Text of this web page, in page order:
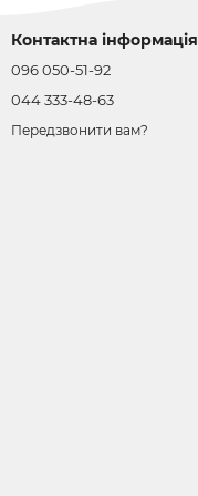
Контактна інформація
096 050-51-92
044 333-48-63
Передзвонити вам?